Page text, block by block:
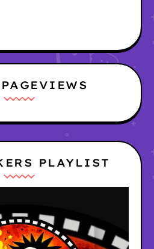
PLAYLIST